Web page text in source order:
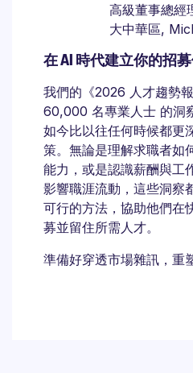
高級董事總經
大中華區,
在 AI 時代建立你的招
我們的《2026 人才趨勢
60,000 名專業人士 的洞
如今比以往任何時候都更
策。無論是理解求職者如
能力，或是認識薪酬與工
影響職涯流動，這些洞察
可行的方法，協助他們在
募並留住所需人才。
準備好穿透市場雜訊 ，重